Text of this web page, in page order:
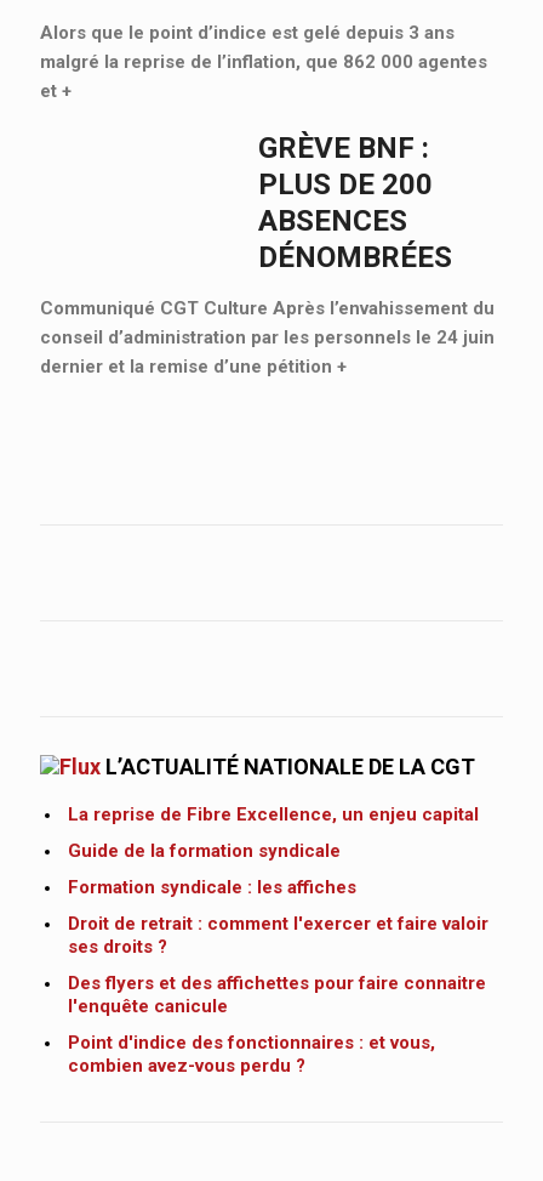
Alors que le point d’indice est gelé depuis 3 ans
malgré la reprise de l’inflation, que 862 000 agentes
et +
GRÈVE BNF :
PLUS DE 200
ABSENCES
DÉNOMBRÉES
Communiqué CGT Culture Après l’envahissement du
conseil d’administration par les personnels le 24 juin
dernier et la remise d’une pétition +
L’ACTUALITÉ NATIONALE DE LA CGT
La reprise de Fibre Excellence, un enjeu capital
Guide de la formation syndicale
Formation syndicale : les affiches
Droit de retrait : comment l'exercer et faire valoir
ses droits ?
Des flyers et des affichettes pour faire connaitre
l'enquête canicule
Point d'indice des fonctionnaires : et vous,
combien avez-vous perdu ?